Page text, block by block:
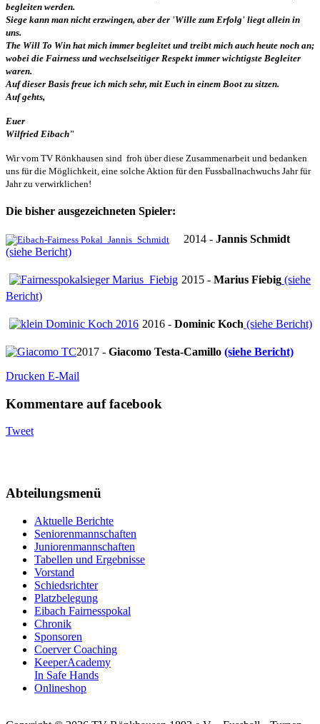
begleiten werden.
Siege kann man nicht erzwingen, aber der 'Wille zum Erfolg' liegt allein in
uns.
The Will To Win hat mich immer begleitet und treibt mich auch heute noch an;
wobei die Fairness und wechselseitiger Respekt immer wichtigste Begleiter
waren.
Auf dieser Basis freue ich mich sehr, mit Euch in einem Boot zu sitzen.
Auf gehts,
Euer
Wilfried Eibach"
Wir vom TV Rönkhausen sind froh über diese Zusammenarbeit und bedanken
uns für die Möglichkeit, eine solche Aktion für den Fussballnachwuchs Jahr für
Jahr zu verwirklichen!
Die bisher ausgezeichneten Spieler:
2014 - Jannis Schmidt
(siehe Bericht)
2015 - Marius Fiebig (siehe
Bericht)
2016 - Dominic Koch (siehe Bericht)
2017 - Giacomo Testa-Camillo (siehe Bericht)
Drucken E-Mail
Kommentare auf facebook
Tweet
Abteilungsmenü
Aktuelle Berichte
Seniorenmannschaften
Juniorenmannschaften
Tabellen und Ergebnisse
Vorstand
Schiedsrichter
Platzbelegung
Eibach Fairnesspokal
Chronik
Sponsoren
Coerver Coaching
KeeperAcademy
In Safe Hands
Onlineshop